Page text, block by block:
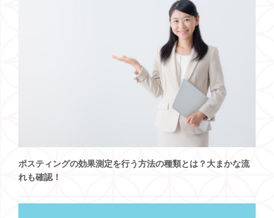
ポスティングの効果測定を行う方法の種類とは？大まかな流
れも確認！